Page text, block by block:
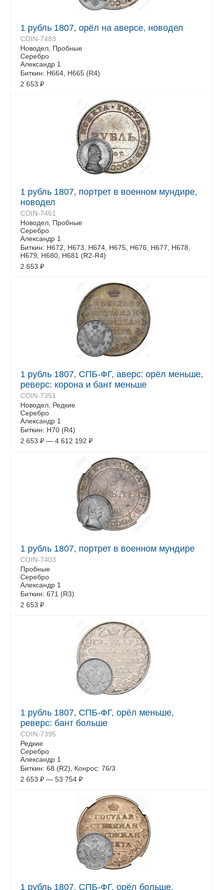
1 рубль 1807, орёл на аверсе, новодел
COIN-7483
Новодел, Пробные
Серебро
Александр 1
Биткин: Н664, Н665 (R4)
2 653 ₽
1 рубль 1807, портрет в военном мундире,
новодел
COIN-7461
Новодел, Пробные
Серебро
Александр 1
Биткин: Н672, Н673, Н674, Н675, Н676, Н677, Н678,
Н679, Н680, Н681 (R2-R4)
2 653 ₽
1 рубль 1807, СПБ-ФГ, аверс: орёл меньше,
реверс: корона и бант меньше
COIN-7351
Новодел, Редкие
Серебро
Александр 1
Биткин: Н70 (R4)
2 653 ₽ — 4 612 192 ₽
1 рубль 1807, портрет в военном мундире
COIN-7403
Пробные
Серебро
Александр 1
Биткин: 671 (R3)
2 653 ₽
1 рубль 1807, СПБ-ФГ, орёл меньше,
реверс: бант больше
COIN-7395
Редкие
Серебро
Александр 1
Биткин: 68 (R2), Конрос: 76/3
2 653 ₽ — 53 754 ₽
1 рубль 1807, СПБ-ФГ, орёл больше,